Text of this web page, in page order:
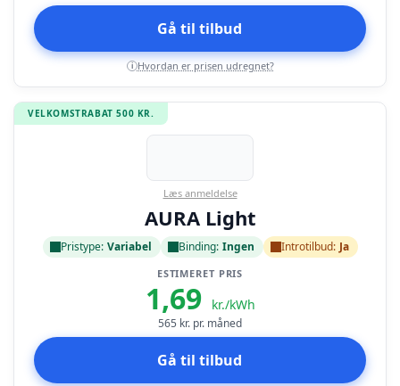
Gå til tilbud
i Hvordan er prisen udregnet?
VELKOMSTRABAT 500 KR.
Læs anmeldelse
AURA Light
Pristype: Variabel Binding: Ingen Introtilbud: Ja
ESTIMERET PRIS
1,69 kr./kWh
565 kr. pr. måned
Gå til tilbud